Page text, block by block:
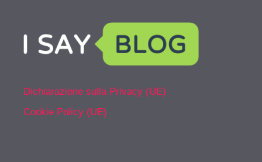
Dichiarazione sulla Privacy (UE)
Cookie Policy (UE)